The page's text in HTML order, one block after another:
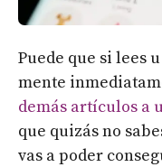
Puede que si lees
mente
demás artículos a
que quizás no
vas a poder